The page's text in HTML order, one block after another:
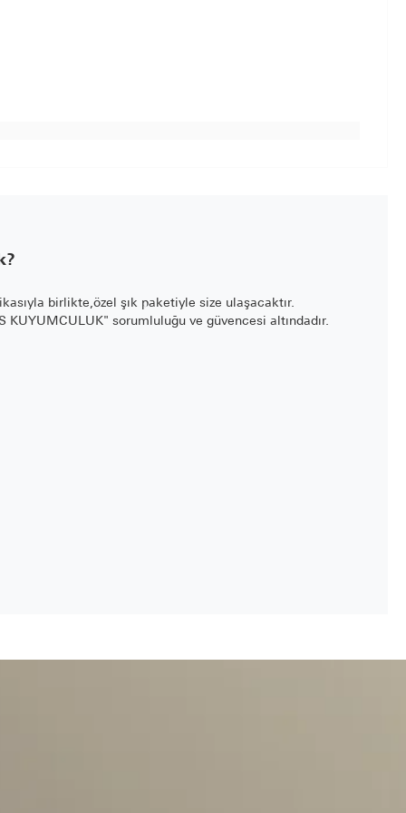
birlikte,özel şık paketiyle size ulaşacaktır.
KUYUMCULUK" sorumluluğu ve güvencesi altındadır.